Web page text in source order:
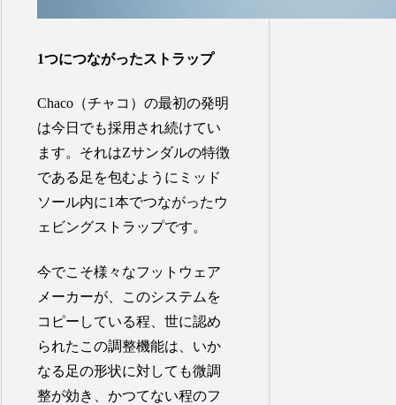
1つにつながったストラップ
Chaco（チャコ）の最初の発明
は今日でも採用され続けてい
ます。それはZサンダルの特徴
である足を包むようにミッド
ソール内に1本でつながったウ
ェビングストラップです。
今でこそ様々なフットウェア
メーカーが、このシステムを
コピーしている程、世に認め
られたこの調整機能は、いか
なる足の形状に対しても微調
整が効き、かつてない程のフ